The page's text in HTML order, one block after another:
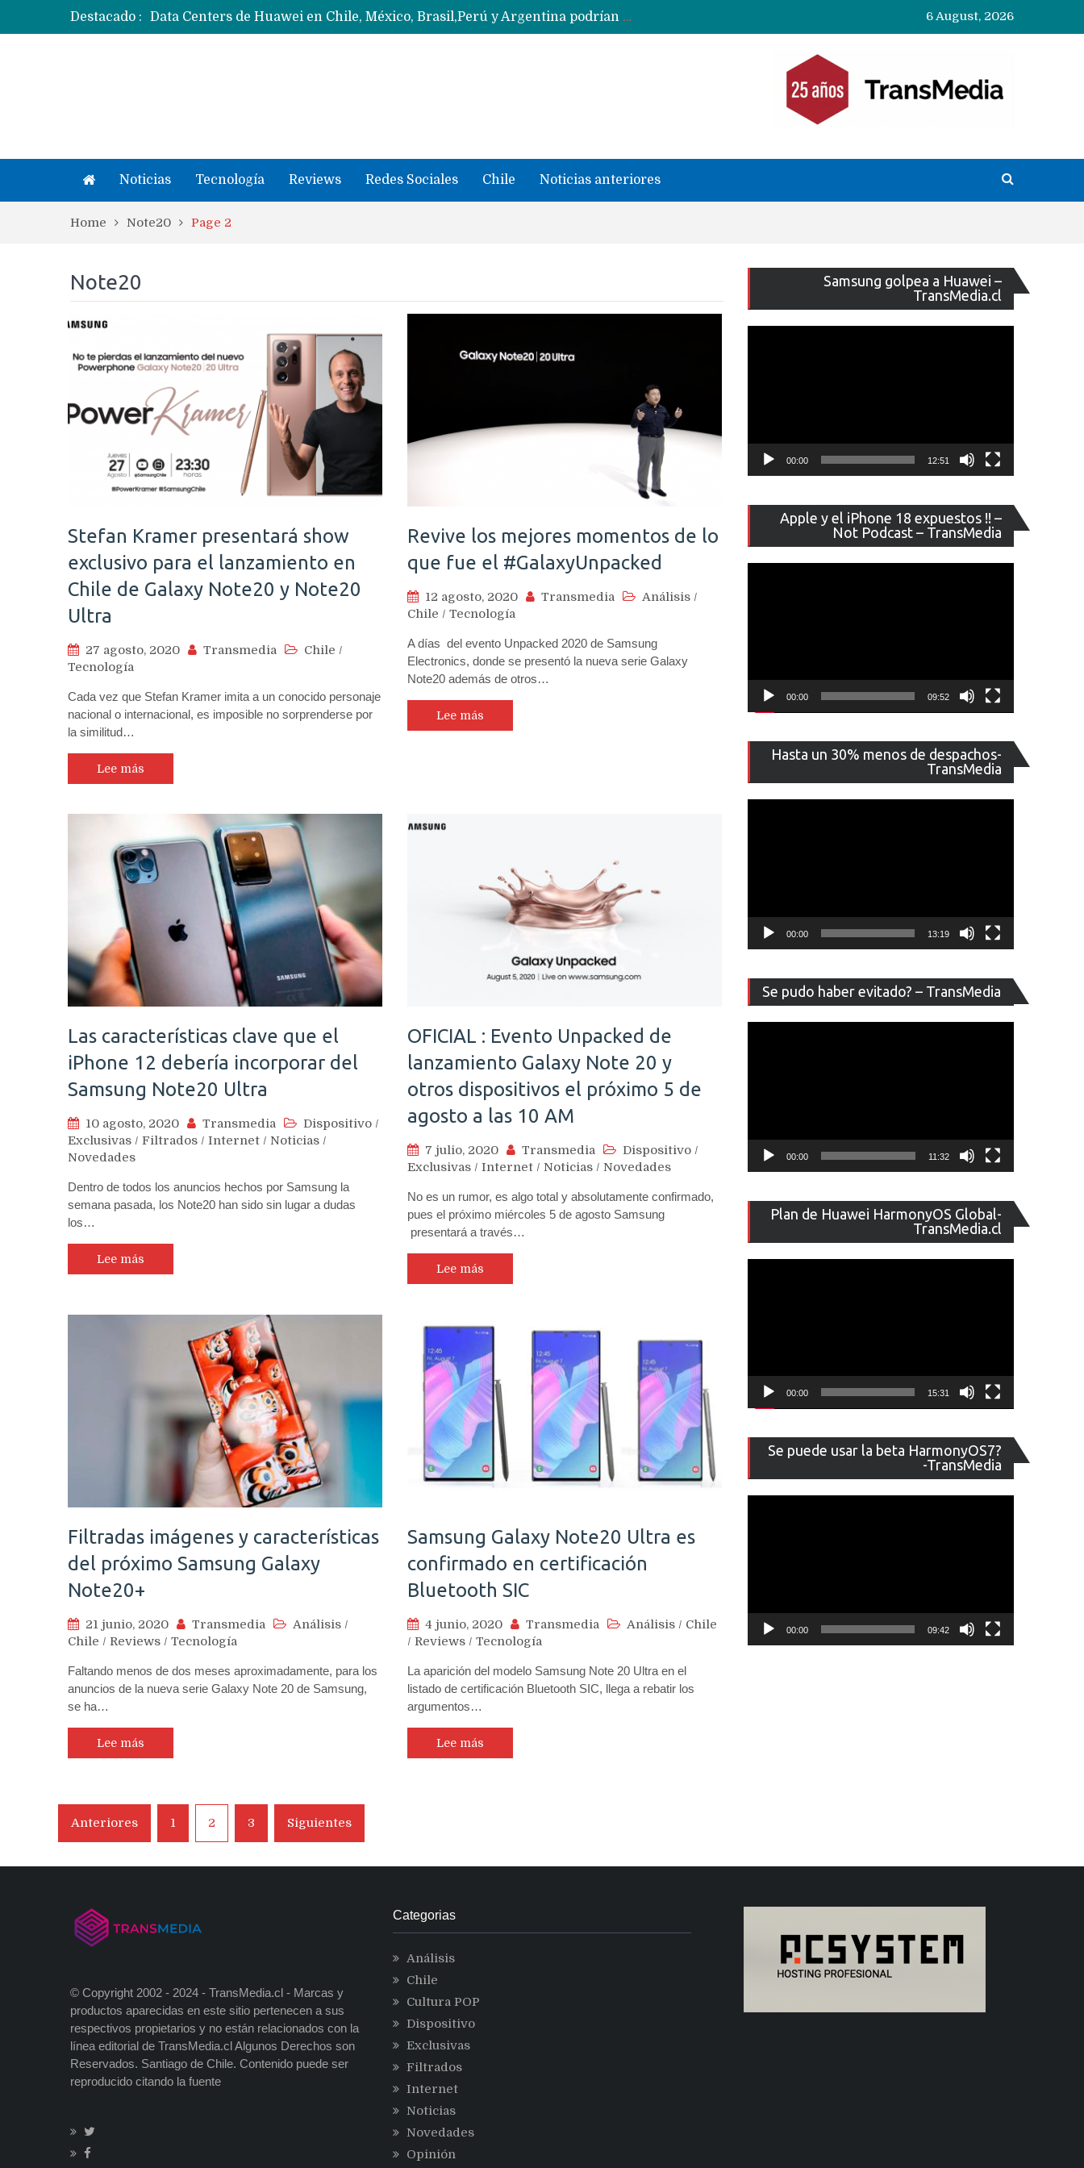
Destacado :
Ahora Honor copia diseño de los anillos traseros con pantalla del fabricante Oppo
Masiva filtración del Apple iPhone Fold (Ultra) con todas sus características, precios y opciones
6 August, 2026
Noticias Tecnología Reviews Redes Sociales Chile Noticias anteriores
Home Note20 Page 2
Note20
Stefan Kramer presentará show
exclusivo para el lanzamiento en
Chile de Galaxy Note20 y Note20
Ultra
27 agosto, 2020 Transmedia Chile /
Tecnología
Cada vez que Stefan Kramer imita a un conocido personaje
nacional o internacional, es imposible no sorprenderse por
la similitud…
Lee más
Revive los mejores momentos de lo
que fue el #GalaxyUnpacked
12 agosto, 2020 Transmedia Análisis /
Chile / Tecnología
A días del evento Unpacked 2020 de Samsung
Electronics, donde se presentó la nueva serie Galaxy
Note20 además de otros…
Lee más
Las características clave que el
iPhone 12 debería incorporar del
Samsung Note20 Ultra
10 agosto, 2020 Transmedia Dispositivo /
Exclusivas / Filtrados / Internet / Noticias /
Novedades
Dentro de todos los anuncios hechos por Samsung la
semana pasada, los Note20 han sido sin lugar a dudas
los…
Lee más
OFICIAL : Evento Unpacked de
lanzamiento Galaxy Note 20 y
otros dispositivos el próximo 5 de
agosto a las 10 AM
7 julio, 2020 Transmedia Dispositivo /
Exclusivas / Internet / Noticias / Novedades
No es un rumor, es algo total y absolutamente confirmado,
pues el próximo miércoles 5 de agosto Samsung
presentará a través…
Lee más
Filtradas imágenes y características
del próximo Samsung Galaxy
Note20+
21 junio, 2020 Transmedia Análisis /
Chile / Reviews / Tecnología
Faltando menos de dos meses aproximadamente, para los
anuncios de la nueva serie Galaxy Note 20 de Samsung,
se ha…
Lee más
Samsung Galaxy Note20 Ultra es
confirmado en certificación
Bluetooth SIC
4 junio, 2020 Transmedia Análisis / Chile
/ Reviews / Tecnología
La aparición del modelo Samsung Note 20 Ultra en el
listado de certificación Bluetooth SIC, llega a rebatir los
argumentos…
Lee más
Navegación
de
entradas
Anteriores 1 2 3 Siguientes
Samsung golpea a Huawei –
TransMedia.cl
de
vídeo
00:00 12:51
Apple y el iPhone 18 expuestos !! –
Not Podcast – TransMedia
de
vídeo
00:00 09:52
Hasta un 30% menos de despachos-
TransMedia
de
vídeo
00:00 13:19
Se pudo haber evitado? – TransMedia
de
vídeo
00:00 11:32
Plan de Huawei HarmonyOS Global-
TransMedia.cl
de
vídeo
00:00 15:31
Se puede usar la beta HarmonyOS7?
-TransMedia
de
vídeo
00:00 09:42
© Copyright 2002 - 2024 - TransMedia.cl - Marcas y
productos aparecidas en este sitio pertenecen a sus
respectivos propietarios y no están relacionados con la
línea editorial de TransMedia.cl Algunos Derechos son
Reservados. Santiago de Chile. Contenido puede ser
reproducido citando la fuente
Categorias
Análisis
Chile
Cultura POP
Dispositivo
Exclusivas
Filtrados
Internet
Noticias
Novedades
Opinión